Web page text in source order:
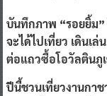
บันทึกภาพ “รอยยิ้ม”
จะได้ไปเที่ยว เดินเ
ต่อแถวซื้อโอวัลตินภู
ปีนี้ชวนเที่ยวงานกา